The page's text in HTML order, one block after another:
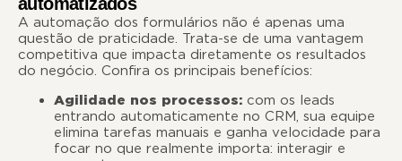
A automação dos formulários não é apenas uma
questão de praticidade. Trata-se de uma vantagem
competitiva que impacta diretamente os resultados
do negócio. Confira os principais benefícios:
Agilidade nos processos: com os leads
entrando automaticamente no CRM, sua equipe
elimina tarefas manuais e ganha velocidade para
focar no que realmente importa: interagir e